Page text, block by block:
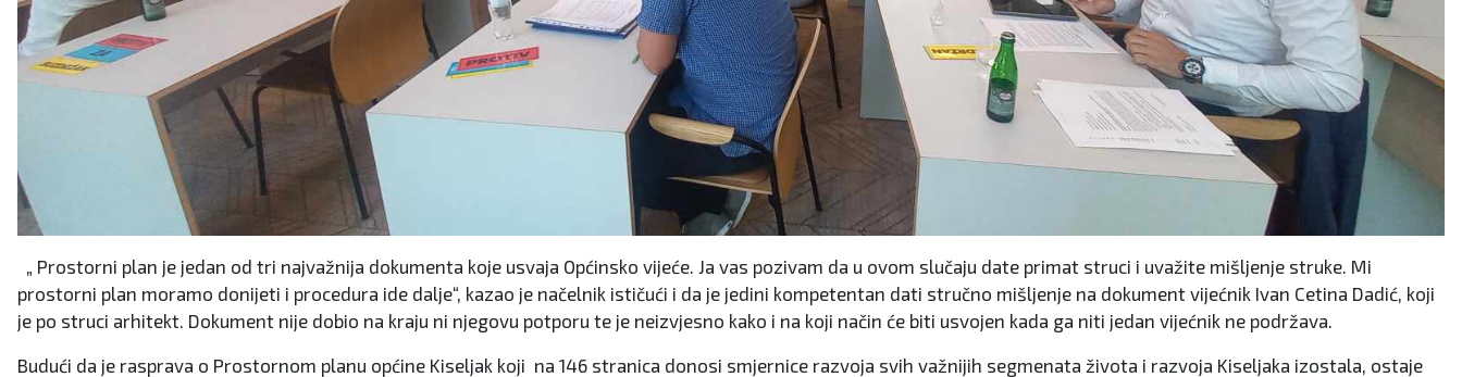
„ Prostorni plan je jedan od tri najvažnija dokumenta koje usvaja Općinsko vijeće. Ja vas pozivam da u ovom slučaju date primat struci i uvažite mišljenje struke. Mi
prostorni plan moramo donijeti i procedura ide dalje“, kazao je načelnik ističući i da je jedini kompetentan dati stručno mišljenje na dokument vijećnik Ivan Cetina Dadić, koji
je po struci arhitekt. Dokument nije dobio na kraju ni njegovu potporu te je neizvjesno kako i na koji način će biti usvojen kada ga niti jedan vijećnik ne podržava.
Budući da je rasprava o Prostornom planu općine Kiseljak koji na 146 stranica donosi smjernice razvoja svih važnijih segmenata života i razvoja Kiseljaka izostala, ostaje